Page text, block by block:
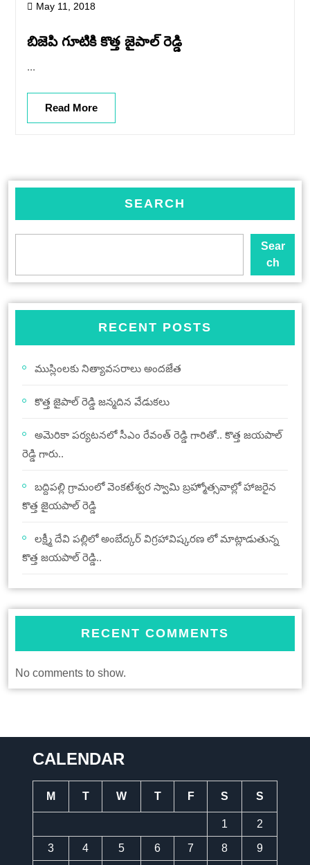
May 11, 2018
బిజెపి గూటికి కొత్త జైపాల్ రెడ్డి
...
Read More
SEARCH
Sear
ch
RECENT POSTS
ముస్లింలకు నిత్యావసరాలు అందజేత
కొత్త జైపాల్ రెడ్డి జన్మదిన వేడుకలు
అమెరికా పర్యటనలో సీఎం రేవంత్ రెడ్డి గారితో.. కొత్త జయపాల్
రెడ్డి గారు..
బద్దిపల్లి గ్రామంలో వెంకటేశ్వర స్వామి బ్రహ్మోత్సవాల్లో హాజరైన
కొత్త జైయపాల్ రెడ్డి
లక్ష్మీ దేవి పల్లిలో అంబేద్కర్ విగ్రహావిష్కరణ లో మాట్లాడుతున్న
కొత్త జయపాల్ రెడ్డి..
RECENT COMMENTS
No comments to show.
CALENDAR
M T W T F S S
1 2
3 4 5 6 7 8 9